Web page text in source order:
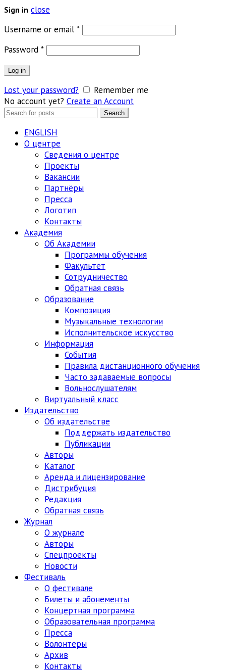
Sign in close
Username or email *Обязательно
Password *Обязательно
Log in
Lost your password?
Remember me
No account yet? Create an Account
Search
Search
ENGLISH
О центре
Сведения о центре
Проекты
Вакансии
Партнёры
Пресса
Логотип
Контакты
Академия
Об Академии
Программы обучения
Факультет
Сотрудничество
Обратная связь
Образование
Композиция
Музыкальные технологии
Исполнительское искусство
Информация
События
Правила дистанционного обучения
Часто задаваемые вопросы
Вольнослушателям
Виртуальный класс
Издательство
Об издательстве
Поддержать издательство
Публикации
Авторы
Каталог
Аренда и лицензирование
Дистрибуция
Редакция
Обратная связь
Журнал
О журнале
Авторы
Спецпроекты
Новости
Фестиваль
О фестивале
Билеты и абонементы
Концертная программа
Образовательная программа
Пресса
Волонтеры
Архив
Контакты